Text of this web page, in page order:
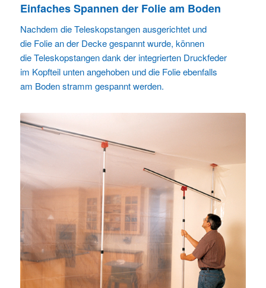
Einfaches Spannen der Folie am Boden
Nachdem die Teleskopstangen ausgerichtet und
die Folie an der Decke gespannt wurde, können
die Teleskopstangen dank der integrierten Druckfeder
im Kopfteil unten angehoben und die Folie ebenfalls
am Boden stramm gespannt werden.